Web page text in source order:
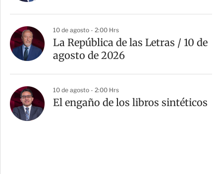
10 de agosto - 2:00 Hrs
La República de las Letras / 10 de
agosto de 2026
10 de agosto - 2:00 Hrs
El engaño de los libros sintéticos